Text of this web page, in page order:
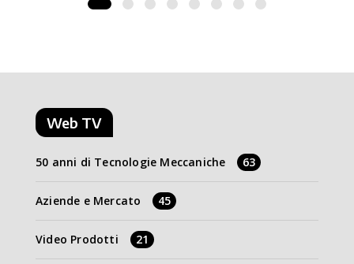
Web TV
50 anni di Tecnologie Meccaniche 63
Aziende e Mercato 45
Video Prodotti 21